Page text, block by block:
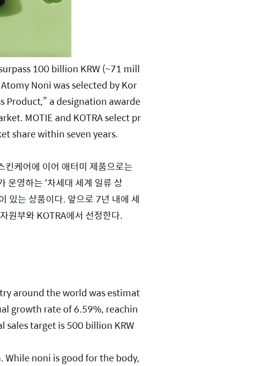
100 billion KRW (~71 mill
Noni was selected by Kor
Product,” a designation awarde
MOTIE and KOTRA select pr
share within seven years.
킨케어에 이어 애터미 제품으로는
운영하는 '차세대 세계 일류 상
있는 상품이다. 앞으로 7년 내에 세
원부와 KOTRA에서 선정한다.
around the world was estimat
growth rate of 6.59%, reachin
sales target is 500 billion KRW
noni is good for the body,